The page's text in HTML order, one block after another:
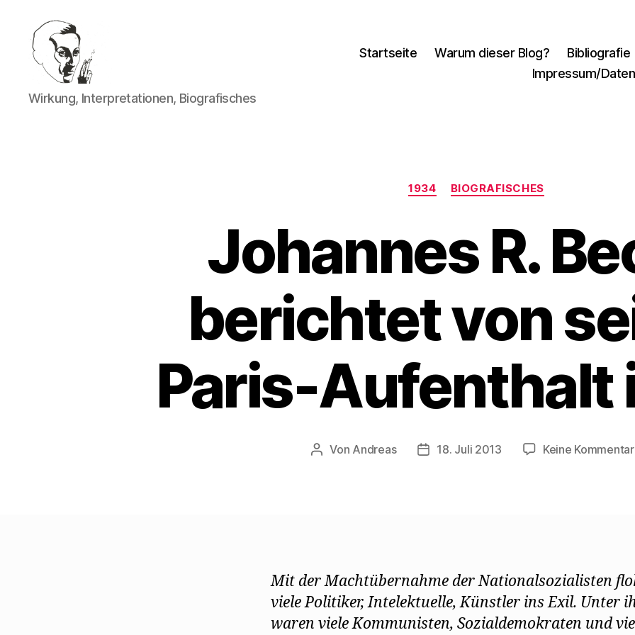
Walter
Mehring
Wirkung, Interpretationen, Biografisches
Startseite Warum dieser Blog? Bibliografie
Impressum/
Kategorien
1934 BIOGRAFISCHES
Johannes R.
berichtet von
Paris-Aufenthalt
Beitragsautor
Von Andreas Beitragsdatum
18. Juli 2013 Keine
Mit der Machtübernahme der Nationalsozialisten
viele Politiker, Intelektuelle, Künstler ins Exil. Unter
waren viele Kommunisten, Sozialdemokraten und